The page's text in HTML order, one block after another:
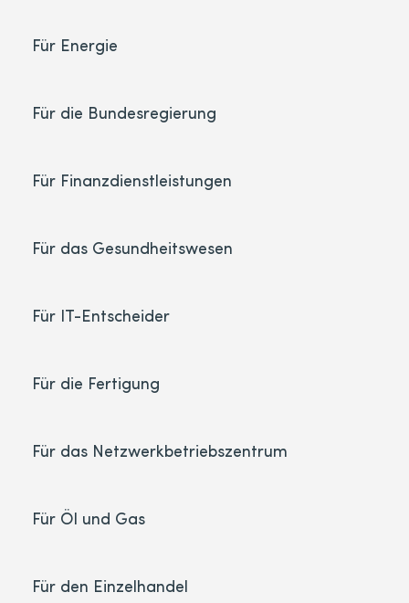
Für Energie
Für die Bundesregierung
Für Finanzdienstleistungen
Für das Gesundheitswesen
Für IT-Entscheider
Für die Fertigung
Für das Netzwerkbetriebszentrum
Für Öl und Gas
Für den Einzelhandel